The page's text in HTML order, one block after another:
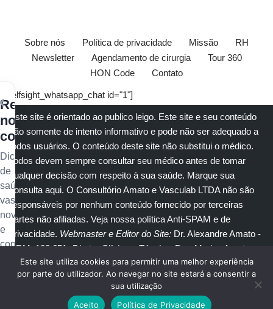
Sobre nós Política de privacidade Missão
RH
Newsletter
Agendamento de cirurgia
Tour 360
HON Code
Contato
[elfsight_whatsapp_chat id="1"]
Este site é orientado ao publico leigo. Este site e seu conteúdo
são somente de intento informativo e pode não ser adequado a
todos usuários. O conteúdo deste site não substitui o médico.
Todos devem sempre consultar seu médico antes de tomar
qualquer decisão com respeito à sua saúde. Marque sua
consulta aqui. O Consultório Amato e Vasculab LTDA não são
responsáveis por nenhum conteúdo fornecido por terceiras
partes não afiliadas. Veja nossa política Anti-SPAM e de
privacidade. Webmaster e Editor do Site: Dr. Alexandre Amato -
CRM: 108.651
. Diretor Clínico e Técnico
: Dra. Marisa Amato
CRM 30400 RTE 056950.
© Copyright 2023Amato Consultório Médico. Todos direitos
Receba
nossos
conteúdos
Dicas
de
saúde
vascular,
novidades
e
conteúdo
exclusivo
Este site utiliza cookies para permitir uma melhor experiência
por parte do utilizador. Ao navegar no site estará a consentir a
sua utilização
Aceito
Política de Privacidade